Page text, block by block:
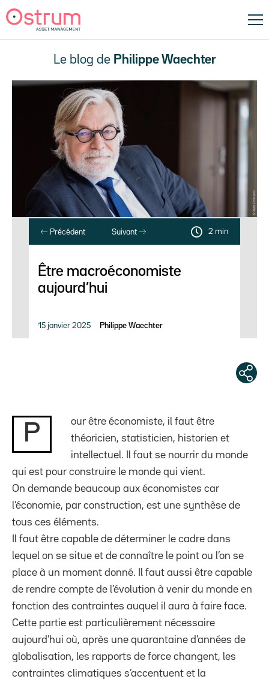
Le blog de Philippe Waechter
Précédent Suivant 2 min
Être macroéconomiste
aujourd’hui
15 janvier 2025 Philippe Waechter
P
our être économiste, il faut être
théoricien, statisticien, historien et
intellectuel. Il faut se nourrir du monde
qui est pour construire le monde qui vient.
On demande beaucoup aux économistes car
l’économie, par construction, est une synthèse de
tous ces éléments.
Il faut être capable de déterminer le cadre dans
lequel on se situe et de connaître le point ou l’on se
place à un moment donné. Il faut aussi être capable
de rendre compte de l’évolution à venir du monde en
fonction des contraintes auquel il aura à faire face.
Cette partie est particulièrement nécessaire
aujourd’hui où, après une quarantaine d’années de
globalisation, les rapports de force changent, les
contraintes climatiques s’accentuent et la